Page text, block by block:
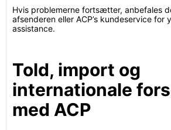
Hvis problemerne fortsætter, anbefales
afsenderen eller ACP’s kundeservice for
assistance.
Told, import og
internationale
med ACP